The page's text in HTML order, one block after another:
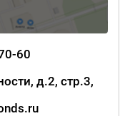
60
д.2, стр.3,